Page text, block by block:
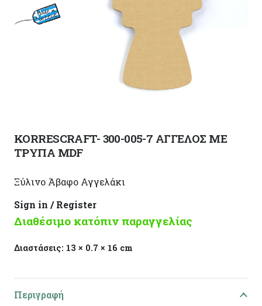
KORRESCRAFT- 300-005-7 ΑΓΓΕΛΟΣ ΜΕ
ΤΡΥΠΑ MDF
Ξύλινο Άβαφο Αγγελάκι
Sign in / Register
Διαθέσιμο κατόπιν παραγγελίας
Διαστάσεις: 13 × 0.7 × 16 cm
Περιγραφή